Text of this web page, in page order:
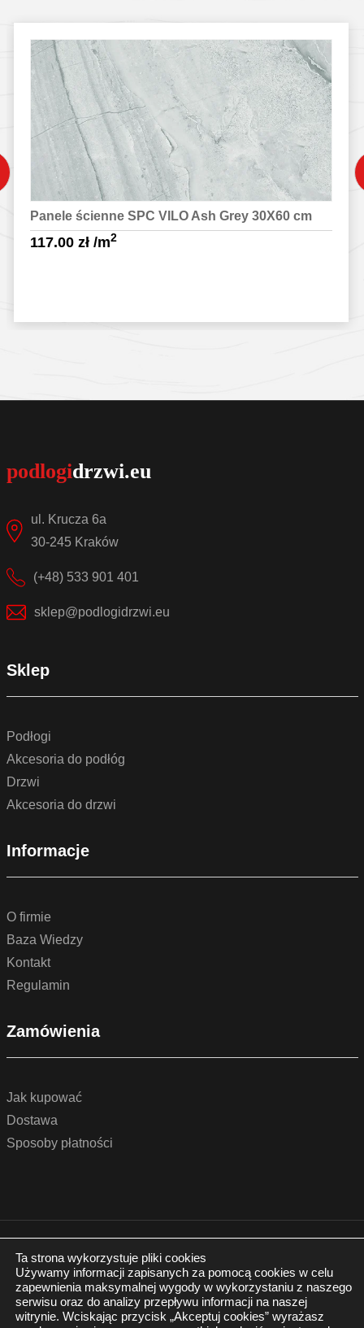
Panele ścienne SPC VILO Ash Grey 30X60 cm
117.00 zł/m2
ul. Krucza 6a
30-245 Kraków
(+48) 533 901 401
sklep@podlogidrzwi.eu
Sklep
Podłogi
Akcesoria do podłóg
Drzwi
Akcesoria do drzwi
Informacje
O firmie
Baza Wiedzy
Kontakt
Regulamin
Zamówienia
Jak kupować
Dostawa
Sposoby płatności
© 2022 by podlogidrzwi.eu
Wszystkie prawa zastrzeżone
Polityka prywatności
Realizacja:
Ta strona wykorzystuje pliki cookies
Używamy informacji zapisanych za pomocą cookies w celu
zapewnienia maksymalnej wygody w wykorzystaniu z naszego
serwisu oraz do analizy przepływu informacji na naszej
witrynie. Wciskając przycisk „Akceptuj cookies” wyrażasz